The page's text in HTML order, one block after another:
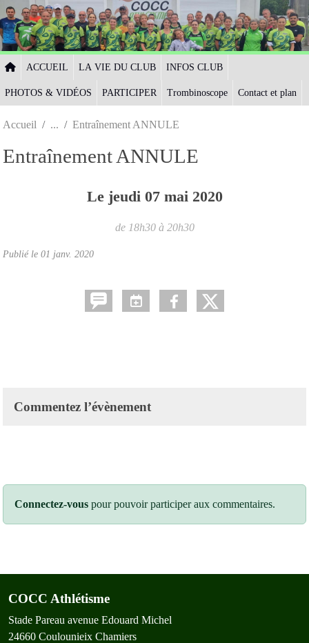
ACCUEIL LA VIE DU CLUB INFOS CLUB
PHOTOS & VIDÉOS PARTICIPER Trombinoscope Contact et plan
Accueil Entraînement ANNULE
Entraînement ANNULE
Le jeudi 07 mai 2020
de 18h30 à 20h30
Publié le 01 janv. 2020
Commentez l’évènement
Connectez-vous pour pouvoir participer aux commentaires.
COCC Athlétisme
Stade Pareau avenue Edouard Michel
24660 Coulounieix Chamiers
Panneau de gestion des cookies